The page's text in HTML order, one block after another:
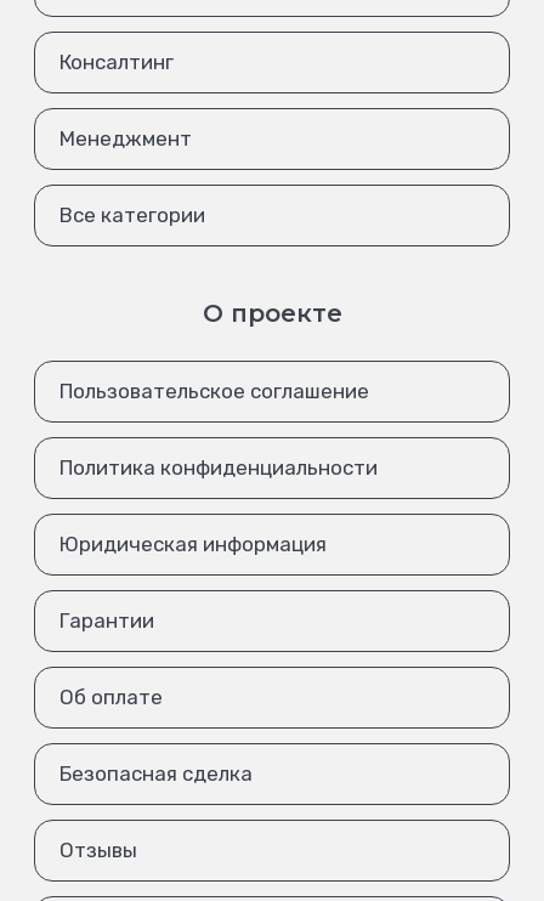
Консалтинг
Менеджмент
Все категории
О проекте
Пользовательское соглашение
Политика конфиденциальности
Юридическая информация
Гарантии
Об оплате
Безопасная сделка
Отзывы